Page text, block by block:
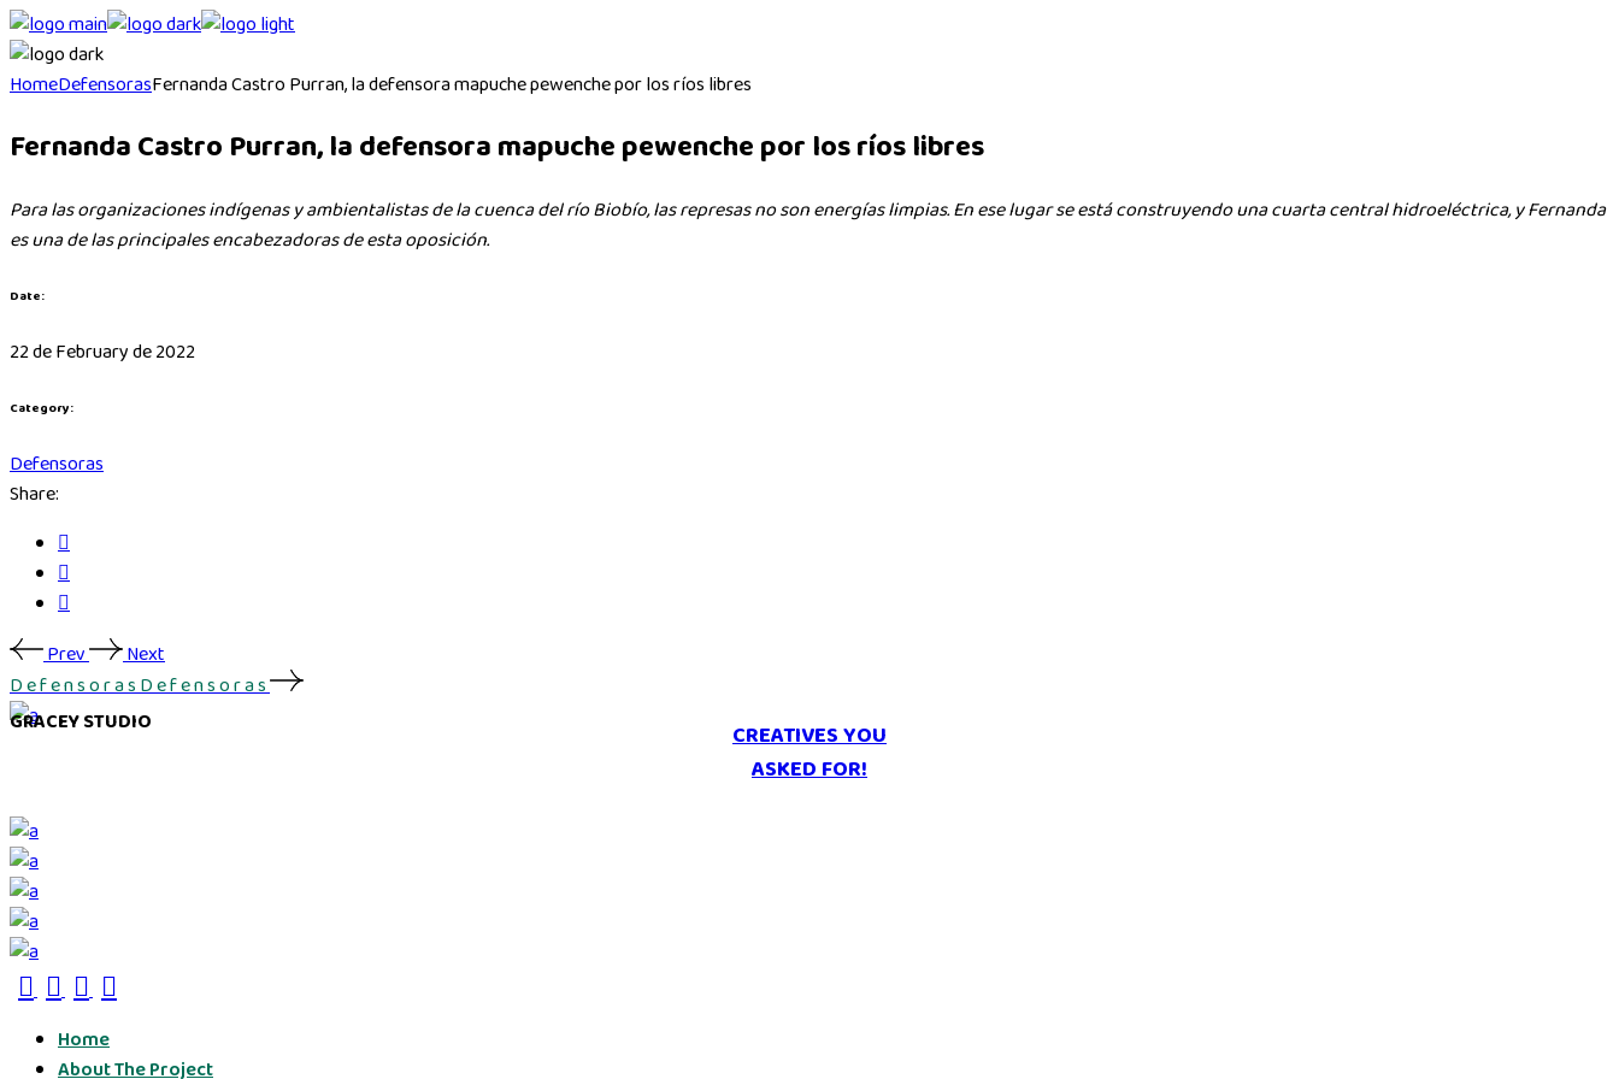
Skip
to
the
HomeDefensorasFernanda Castro Purran, la defensora mapuche pewenche por los ríos libres
Fernanda Castro Purran, la defensora mapuche pewenche por los ríos libres
Para las organizaciones indígenas y ambientalistas de la cuenca del río Biobío, las represas no son energías limpias. En ese lugar se está construyendo una cuarta central hidroeléctrica, y Fernanda
es una de las principales encabezadoras de esta oposición.
Date:
22 de February de 2022
Category:
Defensoras
Share:
Prev
Next
DefensorasDefensoras
GRACEY STUDIO
CREATIVES YOU
ASKED FOR!
Home
About The Project